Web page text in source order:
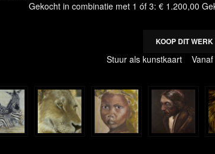
Gekocht in combinatie met 1 óf 3: € 1.200,00
KOOP DIT
Stuur als kunstkaart